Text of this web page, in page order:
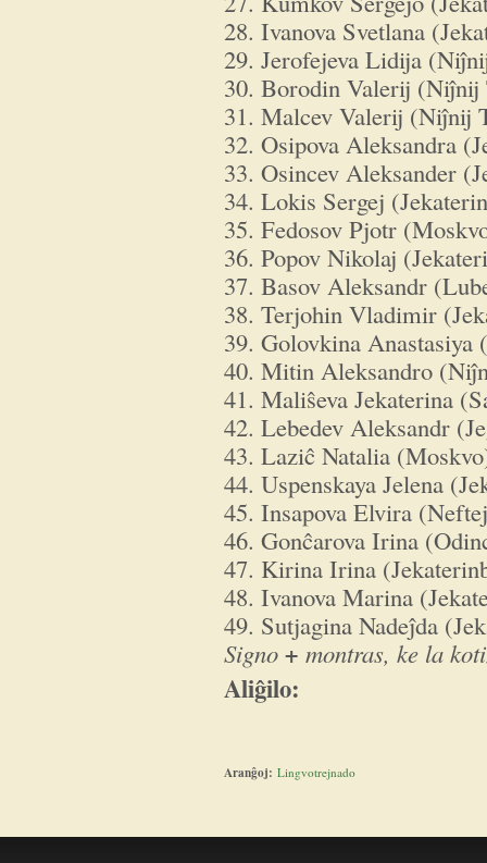
28. Ivanova Svetlana
29. Jerofejeva Lidija
30. Borodin Valerij (Niĵnij
31. Malcev Valerij (Niĵnij
32. Osipova Aleksandra
33. Osincev Aleksander
34. Lokis Sergej
35. Fedosov Pjotr
36. Popov Nikolaj
37. Basov Aleksandr
38. Terjohin Vladimir
39. Golovkina Anastasiya
40. Mitin Aleksandro
41. Maliŝeva Jekaterina
42. Lebedev Aleksandr
43. Laziĉ Natalia
44. Uspenskaya Jelena
45. Insapova Elvira
46. Gonĉarova Irina
47. Kirina Irina
48. Ivanova Marina
49. Sutjagina Nadeĵda
Signo + montras, ke la
Aliĝilo:
Aranĝoj: Lingvotrejnado